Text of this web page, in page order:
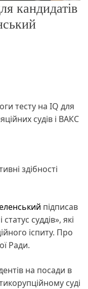
кандидатів
тесту на IQ для
судів і ВАКС
здібності
підписав
суддів», які
іспиту. Про
Ради.
на посади в
суді